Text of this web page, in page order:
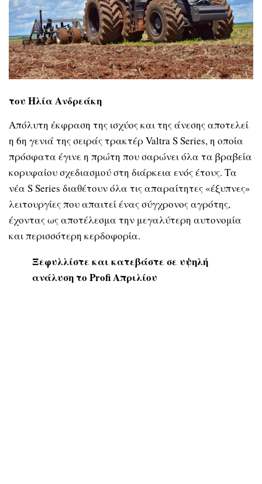
του Ηλία Ανδρεάκη
Απόλυτη έκφραση της ισχύος και της άνεσης αποτελεί
η 6η γενιά της σειράς τρακτέρValtra S Series,η οποία
πρόσφατα έγινε η πρώτη που σαρώνει όλα τα βραβεία
κορυφαίου σχεδιασμού στη διάρκεια ενός έτους. Τα
νέα S Series διαθέτουν όλα τις απαραίτητες «έξυπνες»
λειτουργίες που απαιτεί ένας σύγχρονος αγρότης,
έχοντας ως αποτέλεσμα την μεγαλύτερη αυτονομία
και περισσότερη κερδοφορία.
Ξεφυλλίστε και κατεβάστε σε υψηλή
ανάλυση το Profi Απριλίου